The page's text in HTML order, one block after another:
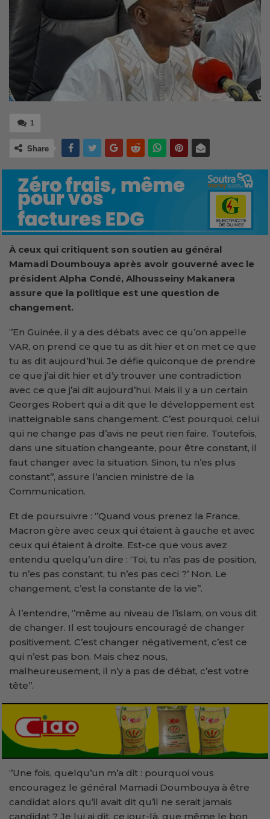
1
Share
À ceux qui critiquent son soutien au général
Mamadi Doumbouya après avoir gouverné avec le
président Alpha Condé, Alhousseiny Makanera
assure que la politique est une question de
changement.
‘’En Guinée, il y a des débats avec ce qu’on appelle
VAR, on prend ce que tu as dit hier et on met ce que
tu as dit aujourd’hui. Je défie quiconque de prendre
ce que j’ai dit hier et d’y trouver une contradiction
avec ce que j’ai dit aujourd’hui. Mais il y a un certain
Georges Robert qui a dit que le développement est
inatteignable sans changement. C’est pourquoi, celui
qui ne change pas d’avis ne peut rien faire. Toutefois,
dans une situation changeante, pour être constant, il
faut changer avec la situation. Sinon, tu n’es plus
constant’’, assure l’ancien ministre de la
Communication.
Et de poursuivre : ‘’Quand vous prenez la France,
Macron gère avec ceux qui étaient à gauche et avec
ceux qui étaient à droite. Est-ce que vous avez
entendu quelqu’un dire : ‘Toi, tu n’as pas de position,
tu n’es pas constant, tu n’es pas ceci ?’ Non. Le
changement, c’est la constante de la vie’’.
À l’entendre, ‘’même au niveau de l’islam, on vous dit
de changer. Il est toujours encouragé de changer
positivement. C’est changer négativement, c’est ce
qui n’est pas bon. Mais chez nous,
malheureusement, il n’y a pas de débat, c’est votre
tête’’.
‘’Une fois, quelqu’un m’a dit : pourquoi vous
encouragez le général Mamadi Doumbouya à être
candidat alors qu’il avait dit qu’il ne serait jamais
candidat ? Je lui ai dit, ce jour-là, que même le bon